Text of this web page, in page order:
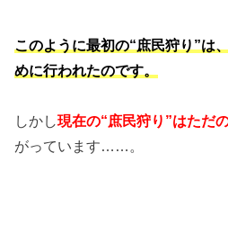
このように最初の“庶民狩り”は
めに行われたのです。
しかし現在の“庶民狩り”はただ
がっています……。